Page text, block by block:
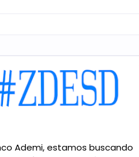
Ademi, estamos buscando